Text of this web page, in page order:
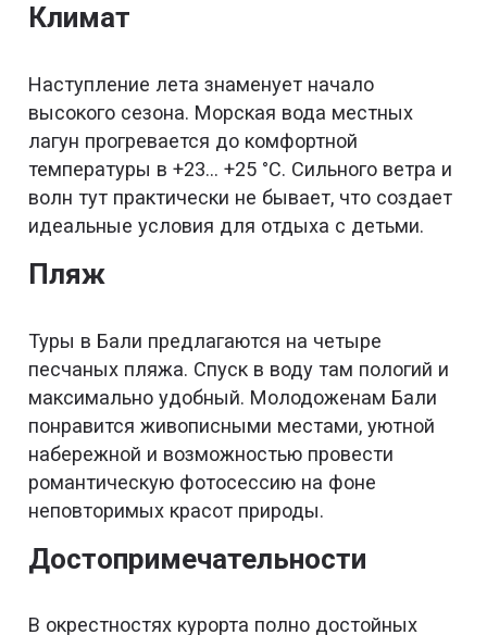
Климат
Наступление лета знаменует начало
высокого сезона. Морская вода местных
лагун прогревается до комфортной
температуры в +23... +25 °C. Сильного ветра и
волн тут практически не бывает, что создает
идеальные условия для отдыха с детьми.
Пляж
Туры в Бали предлагаются на четыре
песчаных пляжа. Спуск в воду там пологий и
максимально удобный. Молодоженам Бали
понравится живописными местами, уютной
набережной и возможностью провести
романтическую фотосессию на фоне
неповторимых красот природы.
Достопримечательности
В окрестностях курорта полно достойных